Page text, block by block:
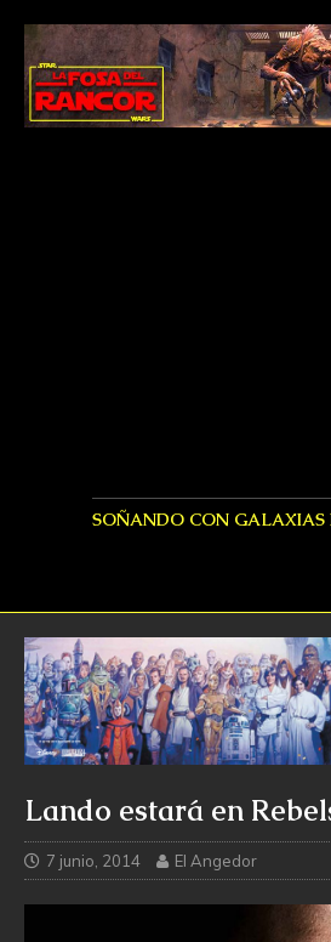
SOÑANDO CON GALAXIAS
Lando estará en
7 junio, 2014 El Angedor